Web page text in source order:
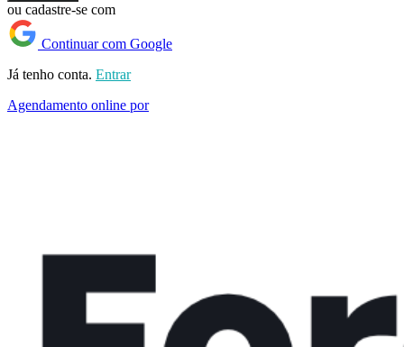
ou cadastre-se com
Continuar com Google
Já tenho conta. Entrar
Agendamento online por